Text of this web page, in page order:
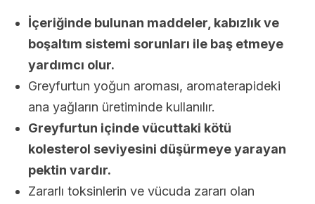
İçeriğinde bulunan maddeler, kabızlık ve
boşaltım sistemi sorunları ile baş etmeye
yardımcı olur.
Greyfurtun yoğun aroması, aromaterapideki
ana yağların üretiminde kullanılır.
Greyfurtun içinde vücuttaki kötü
kolesterol seviyesini düşürmeye yarayan
pektin vardır.
Zararlı toksinlerin ve vücuda zararı olan